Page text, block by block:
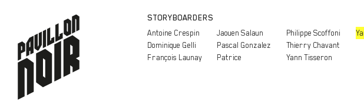
STORYBOARDERS
Antoine Crespin
Dominique Gelli
François Launay
Jaouen Salaun
Pascal Gonzalez
Patrice
Philippe Scoffoni
Thierry Chavant
Yann Tisseron